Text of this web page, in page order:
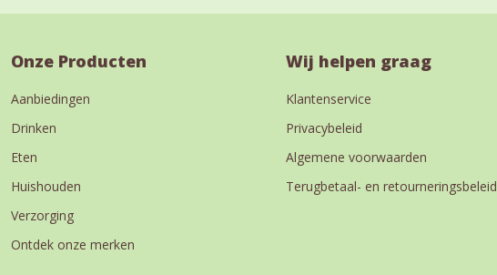
Onze Producten
Aanbiedingen
Drinken
Eten
Huishouden
Verzorging
Ontdek onze merken
Wij helpen graag
Klantenservice
Privacybeleid
Algemene voorwaarden
Terugbetaal- en retourneringsbeleid